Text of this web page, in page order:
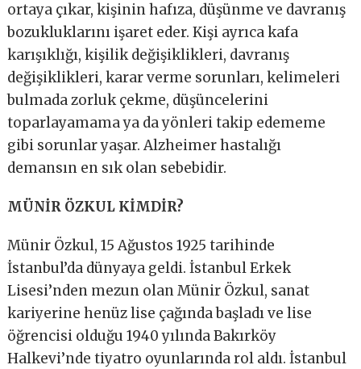
ortaya çıkar, kişinin hafıza, düşünme ve davranış
bozukluklarını işaret eder. Kişi ayrıca kafa
karışıklığı, kişilik değişiklikleri, davranış
değişiklikleri, karar verme sorunları, kelimeleri
bulmada zorluk çekme, düşüncelerini
toparlayamama ya da yönleri takip edememe
gibi sorunlar yaşar. Alzheimer hastalığı
demansın en sık olan sebebidir.
MÜNİR ÖZKUL KİMDİR?
Münir Özkul, 15 Ağustos 1925 tarihinde
İstanbul’da dünyaya geldi. İstanbul Erkek
Lisesi’nden mezun olan Münir Özkul, sanat
kariyerine henüz lise çağında başladı ve lise
öğrencisi olduğu 1940 yılında Bakırköy
Halkevi’nde tiyatro oyunlarında rol aldı. İstanbul